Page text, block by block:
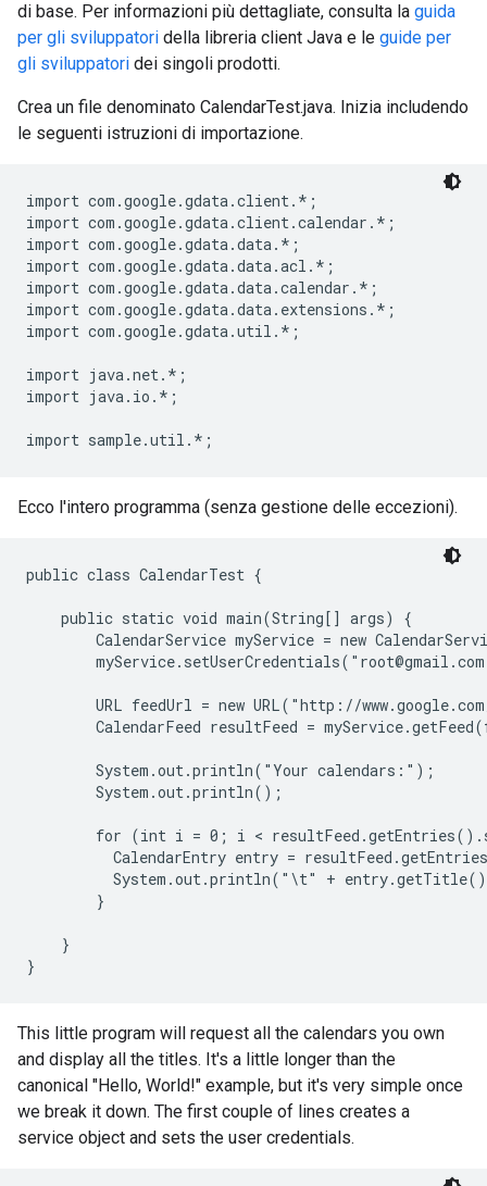
di base. Per informazioni più dettagliate, consulta la guida
per gli sviluppatori della libreria client Java e le guide per
gli sviluppatori dei singoli prodotti.
Crea un file denominato CalendarTest.java. Inizia includendo
le seguenti istruzioni di importazione.
import com.google.gdata.client.*;
import com.google.gdata.client.calendar.*;
import com.google.gdata.data.*;
import com.google.gdata.data.acl.*;
import com.google.gdata.data.calendar.*;
import com.google.gdata.data.extensions.*;
import com.google.gdata.util.*;
import java.net.*;
import java.io.*;
Ecco l'intero programma (senza gestione delle eccezioni).
public class CalendarTest {
    public static void main(String[] args) {
CalendarService myService = new
URL feedUrl = new URL("http://
CalendarFeed resultFeed =
        System.out.println("Your calendars:");
        System.out.println();
for (int i = 0; i <
CalendarEntry entry =
System.out.println("\t" +
        }
    }
}
This little program will request all the calendars you own
and display all the titles. It's a little longer than the
canonical "Hello, World!" example, but it's very simple once
we break it down. The first couple of lines creates a
service object and sets the user credentials.